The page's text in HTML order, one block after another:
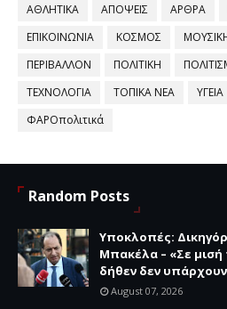
ΑΘΛΗΤΙΚΑ ΑΠΟΨΕΙΣ ΑΡΘΡΑ
ΕΠΙΚΟΙΝΩΝΙΑ
ΚΟΣΜΟΣ
ΠΕΡΙΒΑΛΛΟΝ
ΠΟΛΙΤΙΚΗ
ΤΕΧΝΟΛΟΓΙΑ
ΤΟΠΙΚΑ ΝΕΑ ΥΓΕΙΑ
ΦΑΡΟπολιτικά
Random Posts
Υποκλοπές:
Μπακέλα – «Σε μισή
δήθεν δεν υπάρχουν
August 07, 2026